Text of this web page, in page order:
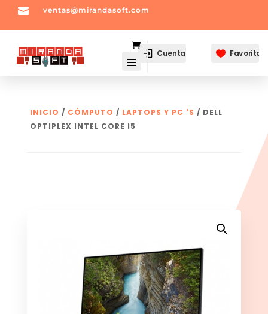
 ventas@mirandasoft.com
Cuenta  Favoritos
INICIO / CÓMPUTO / LAPTOPS Y PC 'S / DELL
OPTIPLEX INTEL CORE I5